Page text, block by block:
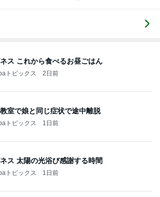
ス これから食べるお昼ごはん
トピックス 2日前
室で娘と同じ症状で途中離脱
トピックス 1日前
ス 太陽の光浴び感謝する時間
トピックス 1日前